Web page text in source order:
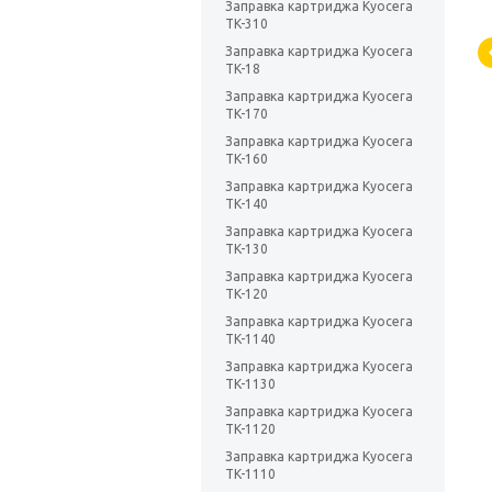
Заправка картриджа Kyocera
TK-310
Заправка картриджа Kyocera
TK-18
Заправка картриджа Kyocera
TK-170
Заправка картриджа Kyocera
TK-160
Заправка картриджа Kyocera
TK-140
Заправка картриджа Kyocera
TK-130
Заправка картриджа Kyocera
TK-120
Заправка картриджа Kyocera
TK-1140
Заправка картриджа Kyocera
TK-1130
Заправка картриджа Kyocera
TK-1120
Заправка картриджа Kyocera
TK-1110